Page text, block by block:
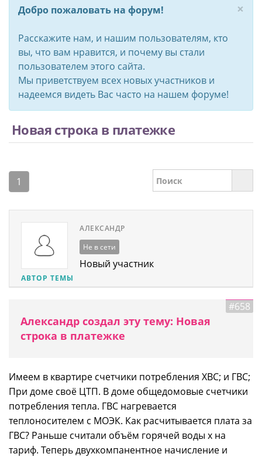
×
Добро пожаловать на форум!
Расскажите нам, и нашим пользователям, кто
вы, что вам нравится, и почему вы стали
пользователем этого сайта.
Мы приветствуем всех новых участников и
надеемся видеть Вас часто на нашем форуме!
Новая строка в платежке
1
АЛЕКСАНДР
АВТОР ТЕМЫ
Не в сети
Новый участник
#658
Александр создал эту тему: Новая
строка в платежке
Имеем в квартире счетчики потребления ХВС; и ГВС;
При доме своё ЦТП. В доме общедомовые счетчики
потребления тепла. ГВС нагревается
теплоносителем с МОЭК. Как расчитывается плата за
ГВС? Раньше считали объём горячей воды х на
тариф. Теперь двухкомпанентное начисление и